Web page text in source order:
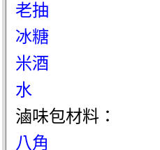
老抽
冰糖
米酒
水
滷味包材料：
八角